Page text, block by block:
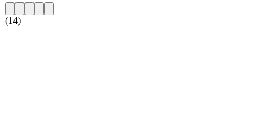
(14)